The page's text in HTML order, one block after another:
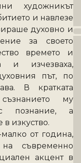
художникът
и навлезе
духовно и
за своето
времето и
и изчезваха,
път, по
В кратката
му
с познание, а
изкуство.
от година,
съвременно
акцент в